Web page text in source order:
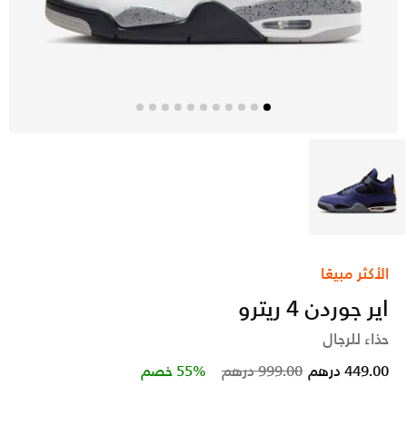
بنفسجي
الأكثر مبيعًا
اير جوردن 4 ريترو
حذاء للرجال
Price reduced from
999.00 درهم to 449.00 درهم 55% خصم